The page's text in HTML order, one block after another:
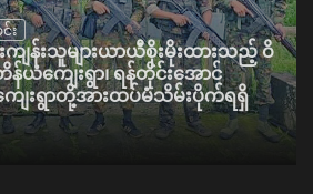
သား၊ ကျောင်းသူများနှင့် ဆရာ၊ ဆရာမများ
ာ်စစ်သမိုင်းပြတိုက်(နေပြည်တော်)သို့
ာက်လေ့လာ
August 9, 2026